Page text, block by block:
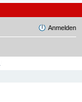
Anmelden